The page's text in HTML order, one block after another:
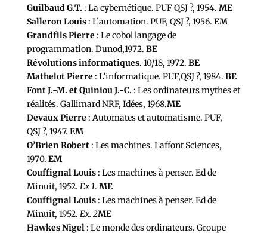
Guilbaud G.T. : La cybernétique. PUF QSJ ?, 1954. ME
Salleron Louis: L’automation. PUF, QSJ ?, 1956. EM
Grandfils Pierre: Le cobol langage de
programmation. Dunod,1972. BE
Révolutions informatiques. 10/18, 1972. BE
Mathelot Pierre: L’informatique. PUF,QSJ ?, 1984. BE
Font J.-M. et Quiniou J.-C. : Les ordinateurs mythes et
réalités. Gallimard NRF, Idées, 1968.ME
Devaux Pierre: Automates et automatisme. PUF,
QSJ ?, 1947. EM
O’Brien Robert: Les machines. Laffont Sciences,
1970. EM
Couffignal Louis: Les machines à penser. Ed de
Minuit, 1952. Ex 1. ME
Couffignal Louis: Les machines à penser. Ed de
Minuit, 1952. Ex. 2ME
Hawkes Nigel: Le monde des ordinateurs. Groupe